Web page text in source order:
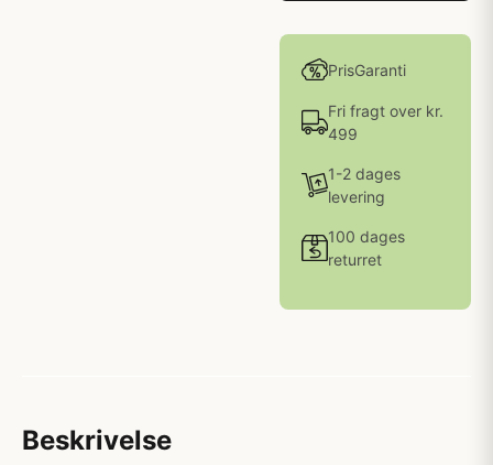
PrisGaranti
Fri fragt over kr.
499
1-2 dages
levering
100 dages
returret
Beskrivelse